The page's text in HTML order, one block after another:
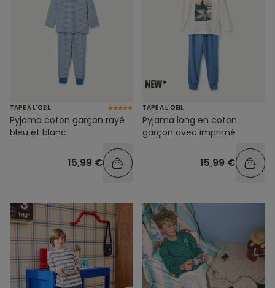
TAPE A L'OEIL
Pyjama coton garçon rayé
bleu et blanc
15,99 €
TAPE A L'OEIL
Pyjama long en coton
garçon avec imprimé
15,99 €